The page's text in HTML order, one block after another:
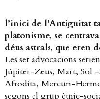
l’inici de l’Antiguitat
platonisme, se
déus astrals, que eren
Les set advocacions
Júpiter-Zeus, Mart, Sol
Afrodita, Mercuri-
segons el grup ètnic-